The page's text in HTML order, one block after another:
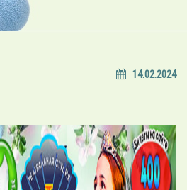
14.02.2024